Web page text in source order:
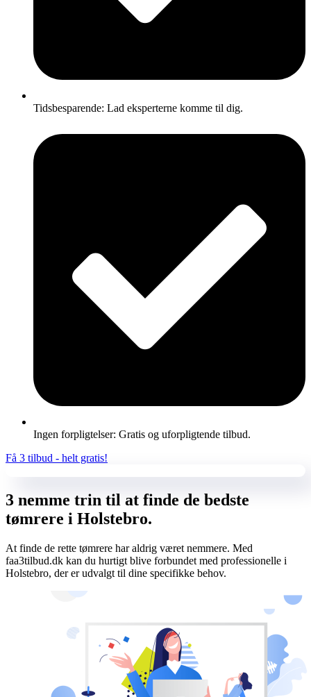
Tidsbesparende: Lad eksperterne komme til dig.
Ingen forpligtelser: Gratis og uforpligtende tilbud.
Få 3 tilbud - helt gratis!
3 nemme trin til at finde de bedste
tømrere i Holstebro.
At finde de rette tømrere har aldrig været nemmere. Med
faa3tilbud.dk kan du hurtigt blive forbundet med professionelle i
Holstebro, der er udvalgt til dine specifikke behov.